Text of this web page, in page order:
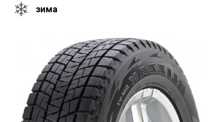
зима